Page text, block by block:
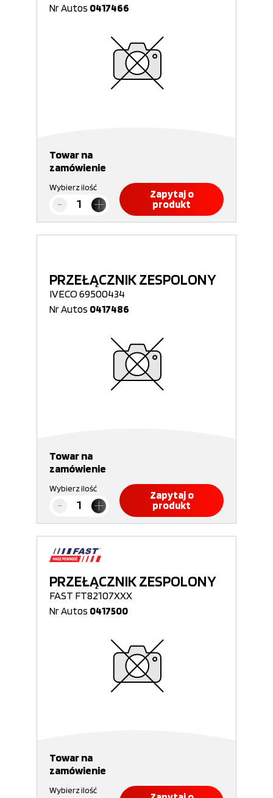
Nr Autos 0417466
Towar na
zamówienie
Wybierz ilość
Zapytaj o
produkt
PRZEŁĄCZNIK ZESPOLONY
IVECO 69500434
Nr Autos 0417486
Towar na
zamówienie
Wybierz ilość
Zapytaj o
produkt
PRZEŁĄCZNIK ZESPOLONY
FAST FT82107XXX
Nr Autos 0417500
Towar na
zamówienie
Wybierz ilość